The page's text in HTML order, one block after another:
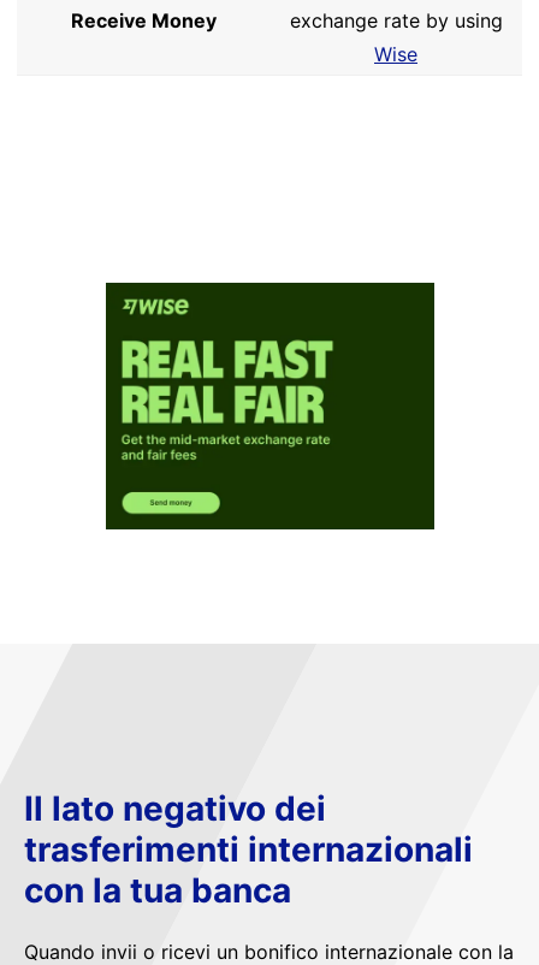
Receive Money
exchange rate by using
Wise
Il lato negativo dei
trasferimenti internazionali
con la tua banca
Quando invii o ricevi un bonifico internazionale con la